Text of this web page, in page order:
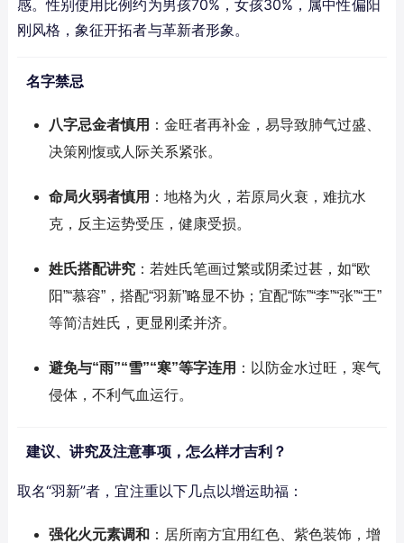
感。性别使用比例约为男孩70%，女孩30%，属中性偏阳
刚风格，象征开拓者与革新者形象。
名字禁忌
八字忌金者慎用 ：金旺者再补金，易导致肺气过盛、
决策刚愎或人际关系紧张。
命局火弱者慎用 ：地格为火，若原局火衰，难抗水
克，反主运势受压，健康受损。
姓氏搭配讲究：若姓氏笔画过繁或阴柔过甚，如“欧
阳”“慕容”，搭配“羽新”略显不协；宜配“陈”“李”“张”“王”
等简洁姓氏，更显刚柔并济。
避免与“雨”“雪”“寒”等字连用 ：以防金水过旺，寒气
侵体，不利气血运行。
建议、讲究及注意事项，怎么样才吉利？
取名“羽新”者，宜注重以下几点以增运助福：
强化火元素调和 ：居所南方宜用红色、紫色装饰，增